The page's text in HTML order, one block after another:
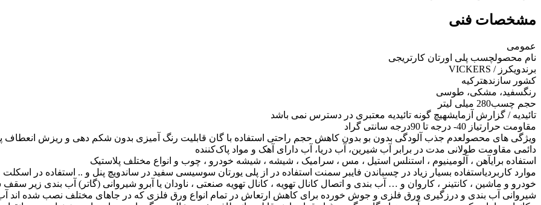
مشخصات فنی
عمومی
نام محصولچسب پلی اورتان کارتریجی
برندویکرز / VICKERS
کشور سازندهترکیه
رنگسفید، مشکی، طوسی
حجم چسب280 میلی لیتر
تائیدیه / گزارش آزمایشهیچ گونه تائیدیه معتبری در دسترس نمی باشد
مقاومت حرارتیاز 40- درجه تا 90درجه سانتی گراد
ویژگی های محصولعدم جذب آلودگی بدون بو بدون کاهش حجم راحتی استفاده با گان قابلیت رنگ آمیزی بدون شکم دهی و ریزش انعطاف
دائمی مقاومت طولانی مدت در برابر آب شیرین، آب دریا، آب دارای آهک و مواد پاک‌کننده
استفاده برایآهن ، آلومینیوم ، استنلس استیل ، مس ، سرامیک ، شیشه ، شیشه خودرو ، چوب و انواع مختلف پلاستیک
موارد کاربردیاستفاده بسیار زیاد در چسباندن فایبر سمنت استفاده در از پلی یورتان سوسیسی سفید در ساندویچ پنل و .. استفاده در اسکلت
خودرو و ماشین ، کانتینر ، کاروان و … آب بندی و اتصال کانال تهویه ، کانال تهویه صنعتی ، ناودان یا آبرو شیروانی (گاتر) آب بندی زیر
شیروانی آب بندی و درزگیری ورق فلزی و جوش خورده برای کاهش ارتعاش در تمام انواع ورق فلزی که در جاهای مختلف نصب شده اند